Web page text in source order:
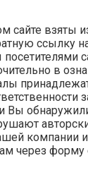
сайте взяты
ссылку
в
Вы
компании
через форму